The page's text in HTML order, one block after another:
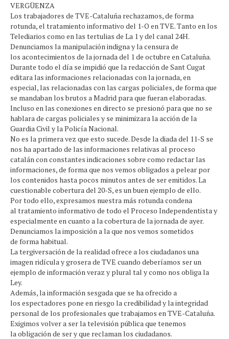
VERGÜENZA
Los trabajadores de TVE-Cataluña rechazamos, de forma
rotunda, el tratamiento informativo del 1-O en TVE. Tanto en los
Telediarios como en las tertulias de La 1 y del canal 24H.
Denunciamos la manipulación indigna y la censura de
los acontecimientos de la jornada del 1 de octubre en Cataluña.
Durante todo el día se impidió que la redacción de Sant Cugat
editara las informaciones relacionadas con la jornada, en
especial, las relacionadas con las cargas policiales, de forma que
se mandaban los brutos a Madrid para que fueran elaboradas.
Incluso en las conexiones en directo se presionó para que no se
hablara de cargas policiales y se minimizara la acción de la
Guardia Civil y la Policía Nacional.
No es la primera vez que esto sucede. Desde la diada del 11-S se
nos ha apartado de las informaciones relativas al proceso
catalán con constantes indicaciones sobre como redactar las
informaciones, de forma que nos vemos obligados a pelear por
los contenidos hasta pocos minutos antes de ser emitidos. La
cuestionable cobertura del 20-S, es un buen ejemplo de ello.
Por todo ello, expresamos nuestra más rotunda condena
al tratamiento informativo de todo el Proceso Independentista y
especialmente en cuanto a la cobertura de la jornada de ayer.
Denunciamos la imposición a la que nos vemos sometidos
de forma habitual.
La tergiversación de la realidad ofrece a los ciudadanos una
imagen ridícula y grosera de TVE cuando deberíamos ser un
ejemplo de información veraz y plural tal y como nos obliga la
Ley.
Además, la información sesgada que se ha ofrecido a
los espectadores pone en riesgo la credibilidad y la integridad
personal de los profesionales que trabajamos en TVE-Cataluña.
Exigimos volver a ser la televisión pública que tenemos
la obligación de ser y que reclaman los ciudadanos.